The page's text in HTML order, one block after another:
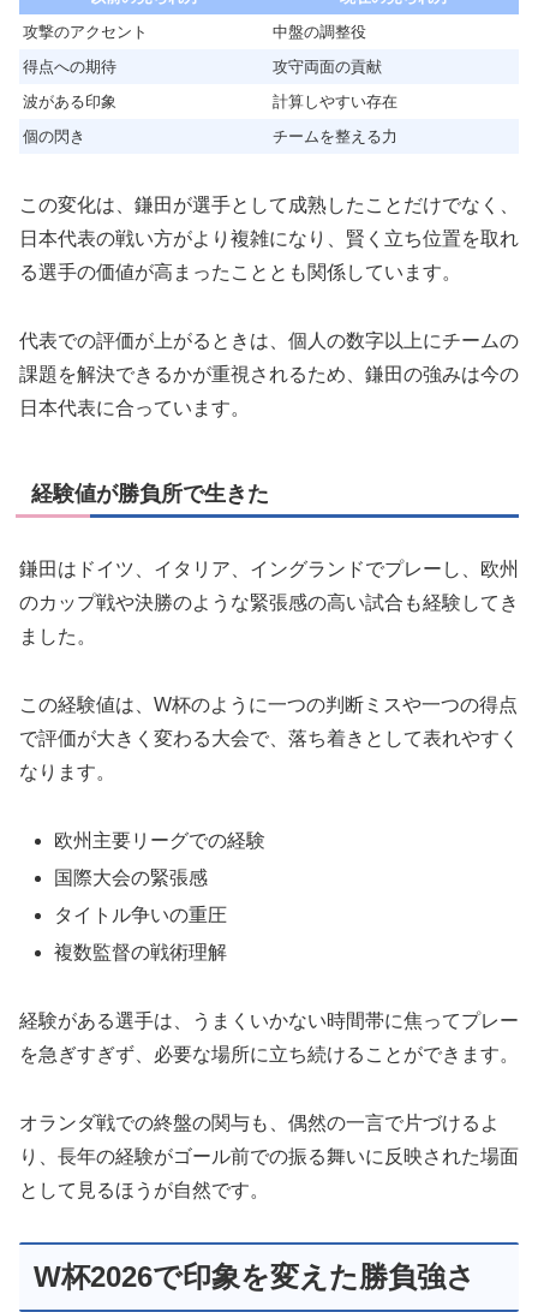
攻撃のアクセント
中盤の調整役
得点への期待
攻守両面の貢献
波がある印象
計算しやすい存在
個の閃き
チームを整える力
この変化は、鎌田が選手として成熟したことだけでなく、
日本代表の戦い方がより複雑になり、賢く立ち位置を取れ
る選手の価値が高まったこととも関係しています。
代表での評価が上がるときは、個人の数字以上にチームの
課題を解決できるかが重視されるため、鎌田の強みは今の
日本代表に合っています。
経験値が勝負所で生きた
鎌田はドイツ、イタリア、イングランドでプレーし、欧州
のカップ戦や決勝のような緊張感の高い試合も経験してき
ました。
この経験値は、W杯のように一つの判断ミスや一つの得点
で評価が大きく変わる大会で、落ち着きとして表れやすく
なります。
欧州主要リーグでの経験
国際大会の緊張感
タイトル争いの重圧
複数監督の戦術理解
経験がある選手は、うまくいかない時間帯に焦ってプレー
を急ぎすぎず、必要な場所に立ち続けることができます。
オランダ戦での終盤の関与も、偶然の一言で片づけるよ
り、長年の経験がゴール前での振る舞いに反映された場面
として見るほうが自然です。
W杯2026で印象を変えた勝負強さ